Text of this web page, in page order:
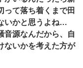
って落ち着くまで田
いかと思うよね…
音源なんだから、自
ないかを考えた方が